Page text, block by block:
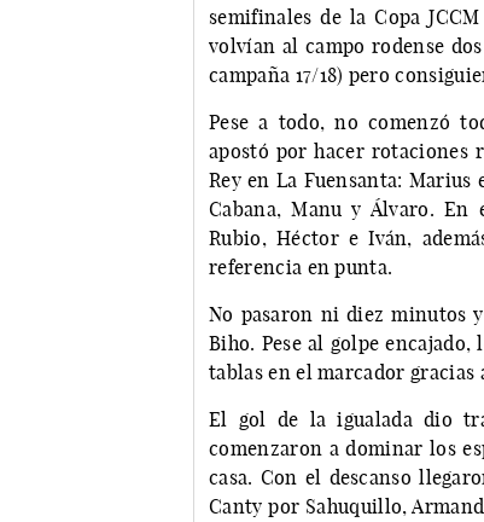
semifinales de la Copa
volvían al campo rodense
campaña 17/18) pero
Pese a todo, no comenzó
apostó por hacer rotaciones
Rey en La Fuensanta:
Cabana, Manu y Álvaro.
Rubio, Héctor e Iván,
referencia en punta.
No pasaron ni diez minutos
Biho. Pese al golpe
tablas en el marcador
El gol de la igualada dio
comenzaron a dominar los
casa. Con el descanso
Canty por Sahuquillo,